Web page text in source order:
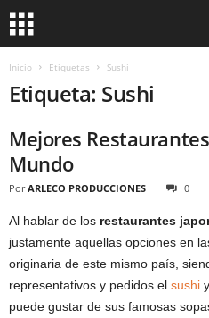
Inicio Etiquetas Sushi
Etiqueta: Sushi
Mejores
Mundo
Por ARLECO PRODUCCIONES 0
Al hablar de los restaurantes
justamente aquellas opciones en
originaria de este mismo país,
representativos y pedidos el sushi
puede gustar de sus famosas